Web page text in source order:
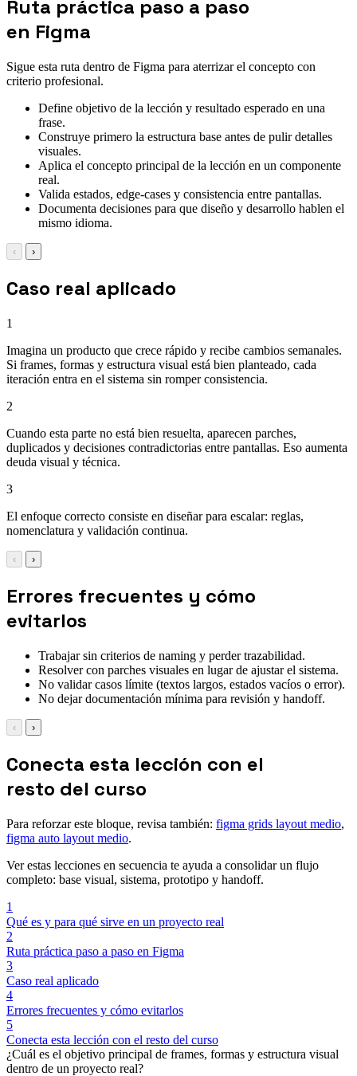
Ruta práctica paso a paso
en Figma
Sigue esta ruta dentro de Figma para aterrizar el concepto con
criterio profesional.
Define objetivo de la lección y resultado esperado en una
frase.
Construye primero la estructura base antes de pulir detalles
visuales.
Aplica el concepto principal de la lección en un componente
real.
Valida estados, edge-cases y consistencia entre pantallas.
Documenta decisiones para que diseño y desarrollo hablen el
mismo idioma.
‹ ›
Caso real aplicado
1
Imagina un producto que crece rápido y recibe cambios semanales.
Si frames, formas y estructura visual está bien planteado, cada
iteración entra en el sistema sin romper consistencia.
2
Cuando esta parte no está bien resuelta, aparecen parches,
duplicados y decisiones contradictorias entre pantallas. Eso aumenta
deuda visual y técnica.
3
El enfoque correcto consiste en diseñar para escalar: reglas,
nomenclatura y validación continua.
‹ ›
Errores frecuentes y cómo
evitarlos
Trabajar sin criterios de naming y perder trazabilidad.
Resolver con parches visuales en lugar de ajustar el sistema.
No validar casos límite (textos largos, estados vacíos o error).
No dejar documentación mínima para revisión y handoff.
‹ ›
Conecta esta lección con el
resto del curso
Para reforzar este bloque, revisa también: figma grids layout medio,
figma auto layout medio.
Ver estas lecciones en secuencia te ayuda a consolidar un flujo
completo: base visual, sistema, prototipo y handoff.
1
Qué es y para qué sirve en un proyecto real
2
Ruta práctica paso a paso en Figma
3
Caso real aplicado
4
Errores frecuentes y cómo evitarlos
5
Conecta esta lección con el resto del curso
¿Cuál es el objetivo principal de frames, formas y estructura visual
dentro de un proyecto real?